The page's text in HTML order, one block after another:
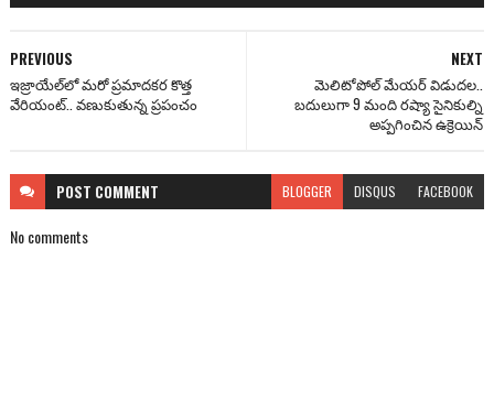
NEXT
మెలిటోపోల్ మేయర్ విడుదల..
బదులుగా 9 మంది రష్యా సైనికుల్ని
అప్పగించిన ఉక్రెయిన్
PREVIOUS
ఇజ్రాయేల్‌లో మరో ప్రమాదకర కొత్త
వేరియంట్.. వణుకుతున్న ప్రపంచం
POST COMMENT BLOGGER DISQUS FACEBOOK
No comments